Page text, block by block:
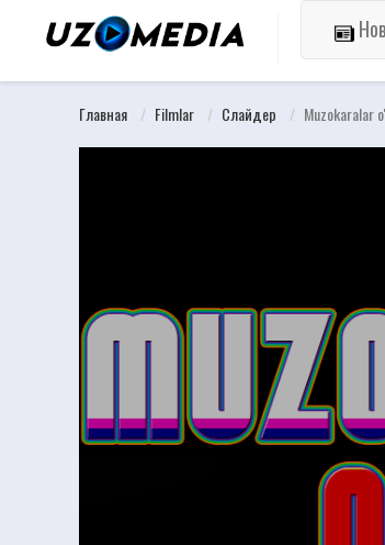
Главная Filmlar Слайдер Muzokaralar